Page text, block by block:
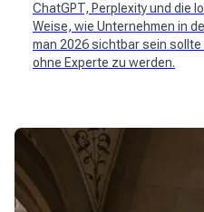
ChatGPT, Perplexity und die
Weise, wie Unternehmen in
man 2026 sichtbar sein
ohne Experte zu werden.